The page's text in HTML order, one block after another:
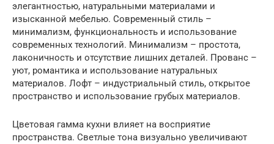
элегантностью, натуральными материалами и
изысканной мебелью. Современный стиль –
минимализм, функциональность и использование
современных технологий. Минимализм – простота,
лаконичность и отсутствие лишних деталей. Прованс –
уют, романтика и использование натуральных
материалов. Лофт – индустриальный стиль, открытое
пространство и использование грубых материалов.
Цветовая гамма кухни влияет на восприятие
пространства. Светлые тона визуально увеличивают